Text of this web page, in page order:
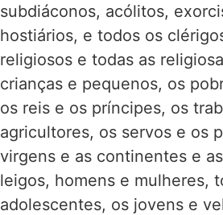
subdiáconos, acólitos,
hostiários, e todos os
religiosos e todas as
crianças e pequenos, os
os reis e os príncipes, os
agricultores, os servos e os
virgens e as continentes e
leigos, homens e mulheres,
adolescentes, os jovens e